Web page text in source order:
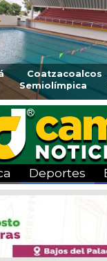
Invita
a
Viva”
Deportes